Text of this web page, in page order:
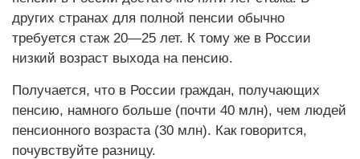
других странах для полной пенсии обычно
требуется стаж 20—25 лет. К тому же в России
низкий возраст выхода на пенсию.
Получается, что в России граждан, получающих
пенсию, намного больше (почти 40 млн), чем людей
пенсионного возраста (30 млн). Как говорится,
почувствуйте разницу.